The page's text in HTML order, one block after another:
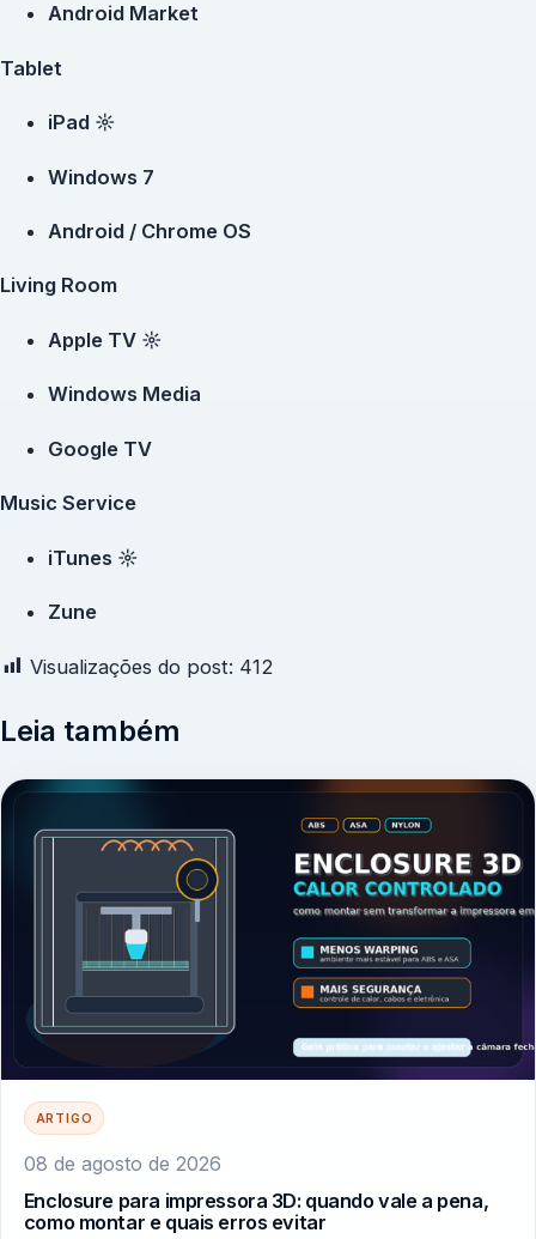
Android Market
Tablet
iPad ☼
Windows 7
Android / Chrome OS
Living Room
Apple TV ☼
Windows Media
Google TV
Music Service
iTunes ☼
Zune
Visualizações do post: 412
Leia também
ARTIGO
08 de agosto de 2026
Enclosure para impressora 3D: quando vale a pena,
como montar e quais erros evitar